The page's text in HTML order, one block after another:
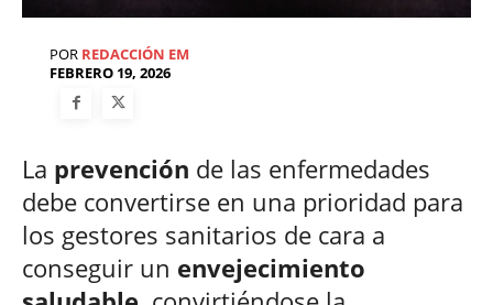
POR REDACCIÓN EM
FEBRERO 19, 2026
La prevención de las enfermedades
debe convertirse en una prioridad para
los gestores sanitarios de cara a
conseguir un envejecimiento